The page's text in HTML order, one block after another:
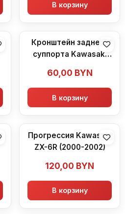
В корзину
Кронштейн заднего
суппорта Kawasaki
60,00 BYN
В корзину
Прогрессия Kawasaki
ZX-6R (2000-2002)
120,00 BYN
В корзину